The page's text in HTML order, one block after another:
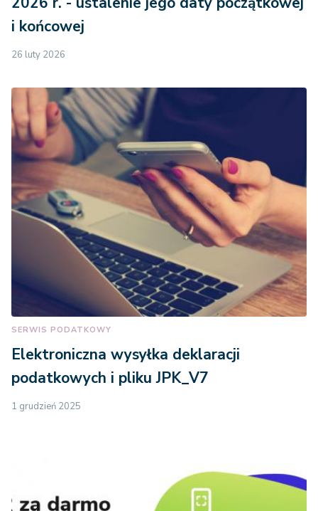
i końcowej
26 luty 2026
SERWIS PODATKOWY
Elektroniczna wysyłka deklaracji
podatkowych i pliku JPK_V7
1 grudzień 2025